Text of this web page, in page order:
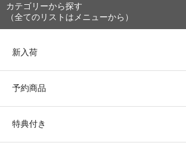
カテゴリーから探す
（全てのリストはメニューから）
新入荷
予約商品
特典付き